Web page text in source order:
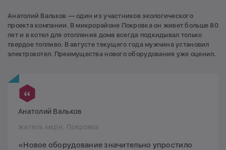
Анатолий Вальков — один из участников экологического
проекта компании. В микрорайоне Покровка он живет больше 80
лет и в котел для отопления дома всегда подкидывал только
твердое топливо. В августе текущего года мужчина установил
электрокотел. Преимущества нового оборудования уже оценил.
Анатолий Вальков
житель мкрн. Покровка
«Новое оборудование значительно упростило